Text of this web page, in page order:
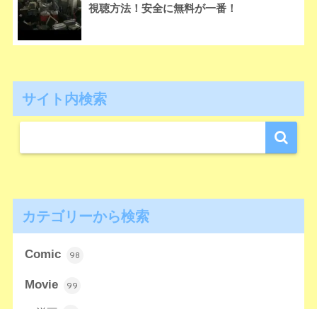
視聴方法！安全に無料が一番！
サイト内検索
カテゴリーから検索
Comic 98
Movie 99